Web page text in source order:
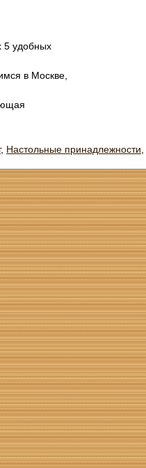
5 удобных
в Москве,
, Настольные принадлежности